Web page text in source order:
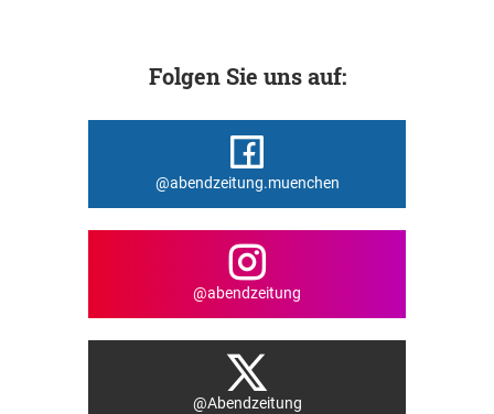
Folgen Sie uns auf:
@abendzeitung.muenchen
@abendzeitung
@Abendzeitung